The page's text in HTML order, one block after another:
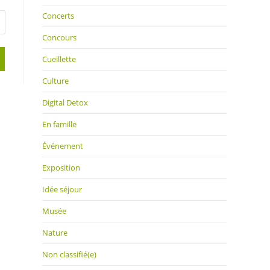
Concerts
Concours
Cueillette
Culture
Digital Detox
En famille
Événement
Exposition
Idée séjour
Musée
Nature
Non classifié(e)